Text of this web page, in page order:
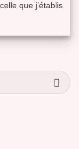
que j’établis